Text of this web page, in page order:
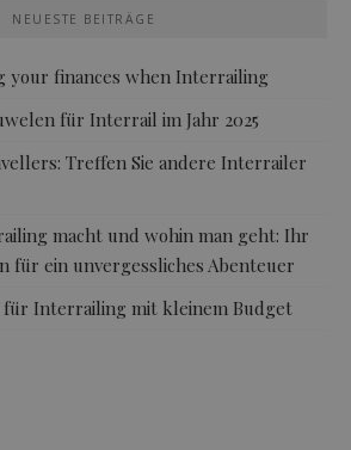
NEUESTE BEITRÄGE
your finances when Interrailing
für Interrail im Jahr 2025
Treffen Sie andere Interrailer
macht und wohin man geht: Ihr
für ein unvergessliches Abenteuer
für Interrailing mit kleinem Budget